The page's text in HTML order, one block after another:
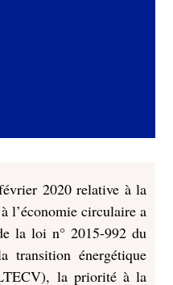
2020 relative à la
l’économie circulaire a
la loi n° 2015-992 du
transition énergétique
la priorité à la